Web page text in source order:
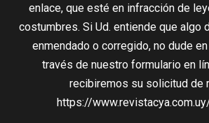
enlace, que esté en infracción de
costumbres. Si Ud. entiende que algo
enmendado o corregido, no dude
través de nuestro formulario en
recibiremos su solicitud de
https://